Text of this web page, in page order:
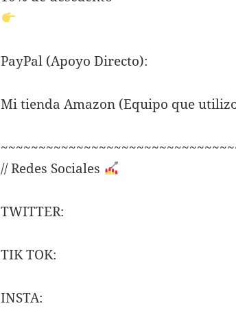
PayPal (Apoyo Directo):
Mi tienda Amazon (Equipo que
// Redes Sociales
TWITTER:
TIK TOK:
INSTA: